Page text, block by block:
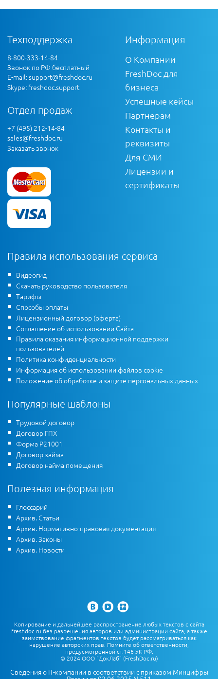
Техподдержка
8-800-333-14-84
Звонок по РФ бесплатный
E-mail:support@freshdoc.ru
Skype: freshdoc.support
Отдел продаж
+7 (495) 212-14-84
sales@freshdoc.ru
Заказать звонок
Информация
О Компании
FreshDoc для
бизнеса
Успешные кейсы
Партнерам
Контакты и
реквизиты
Для СМИ
Лицензии и
сертификаты
Правила использования сервиса
Видеогид
Скачать руководство пользователя
Тарифы
Способы оплаты
Лицензионный договор (оферта)
Соглашение об использовании Сайта
Правила оказания информационной поддержки
пользователей
Политика конфиденциальности
Информация об использовании файлов cookie
Положение об обработке и защите персональных данных
Популярные шаблоны
Трудовой договор
Договор ГПХ
Форма Р21001
Договор займа
Договор найма помещения
Полезная информация
Глоссарий
Архив. Статьи
Архив. Нормативно-правовая документация
Архив. Законы
Архив. Новости
Копирование и дальнейшее распространение любых текстов с сайта
freshdoc.ru без разрешения авторов или администрации сайта, а также
заимствование фрагментов текстов будет рассматриваться как
нарушение авторских прав. Помните об ответственности,
предусмотренной ст.146 УК РФ.
© 2024 ООО "ДокЛаб" (FreshDoc.ru)
Сведения о IT-компании в соответствии с приказом Минцифры